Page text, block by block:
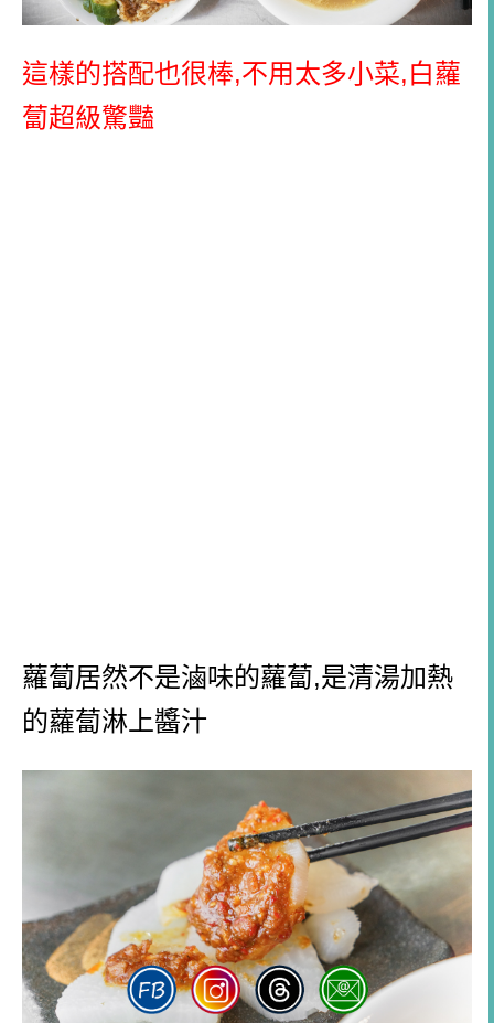
這樣的搭配也很棒,不用太多小菜,白蘿
蔔超級驚豔
蘿蔔居然不是滷味的蘿蔔,是清湯加熱
的蘿蔔淋上醬汁